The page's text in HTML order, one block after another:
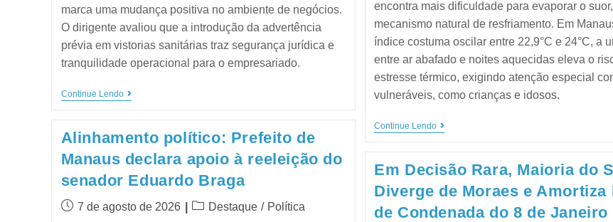
marca uma mudança positiva no ambiente de negócios.
O dirigente avaliou que a introdução da advertência
prévia em vistorias sanitárias traz segurança jurídica e
tranquilidade operacional para o empresariado.
Continue Lendo
encontra mais dificuldade para evaporar o
mecanismo natural de resfriamento. Em
índice costuma oscilar entre 22,9°C e 24°C, a
entre ar abafado e noites aquecidas eleva o
estresse térmico, exigindo atenção especial
vulneráveis, como crianças e idosos.
Continue Lendo
Alinhamento político: Prefeito de
Manaus declara apoio à reeleição do
senador Eduardo Braga
7 de agosto de 2026 Destaque / Política
Em Decisão Rara, Maioria do
Diverge de Moraes e Amortiza
de Condenada do 8 de Janeiro